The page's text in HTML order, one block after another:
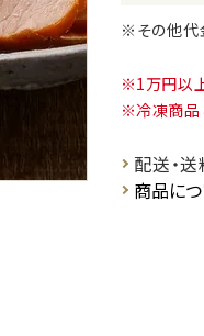
※その他代
1万円以
冷凍商品
配送・
商品に